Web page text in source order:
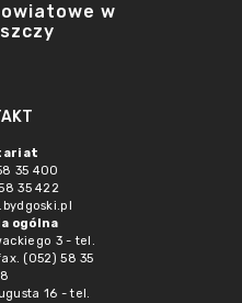
w
35 400
35 422
ogólna
3 - tel.
(052) 58 35
16 - tel.